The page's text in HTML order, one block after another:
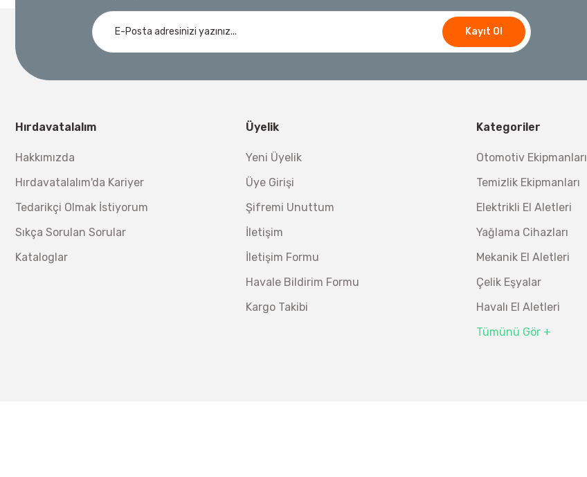
Kayıt Ol
Hırdavatalalım
Hakkımızda
Hırdavatalalım'da Kariyer
Tedarikçi Olmak İstiyorum
Sıkça Sorulan Sorular
Kataloglar
Üyelik
Yeni Üyelik
Üye Girişi
Şifremi Unuttum
İletişim
İletişim Formu
Havale Bildirim Formu
Kargo Takibi
Kategoriler
Otomotiv Ekipmanları
Temizlik Ekipmanları
Elektrikli El Aletleri
Yağlama Cihazları
Mekanik El Aletleri
Çelik Eşyalar
Havalı El Aletleri
Tümünü Gör +